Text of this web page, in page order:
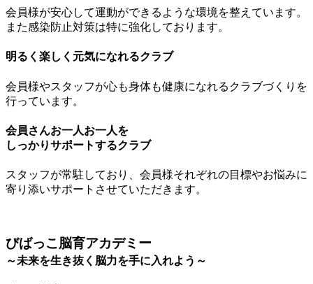
会員様が安心して運動ができるような環境を整えています。
また感染防止対策は特に強化しております。
明るく楽しく元気になれるクラブ
会員様やスタッフが心も身体も健康になれるクラブづくりを
行っています。
会員さんお一人お一人を
しっかりサポートするクラブ
スタッフが常駐しており、会員様それぞれの目標やお悩みに
寄り添いサポートさせていただきます。
びばっこ脳育アカデミー
～未来を生き抜く脳力を手に入れよう～